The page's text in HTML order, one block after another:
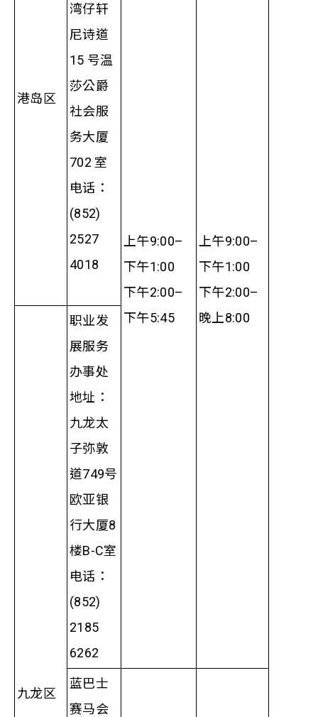
港岛区
湾仔轩
尼诗道
15 号温
莎公爵
社会服
务大厦
702 室
电话：
(852)
2527
4018
上午9:00–
下午1:00
下午2:00–
下午5:45
上午9:00–
下午1:00
下午2:00–
晚上8:00
九龙区
职业发
展服务
办事处
地址：
九龙太
子弥敦
道749号
欧亚银
行大厦8
楼B-C室
电话：
(852)
2185
6262
蓝巴士
赛马会